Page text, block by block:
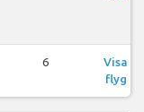
6
Visa
flyg